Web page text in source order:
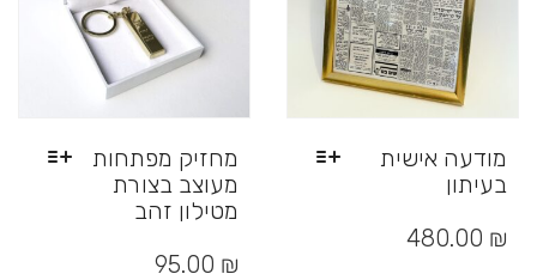
מחזיק מפתחות
מעוצב בצורת
מטילון זהב
זה 95.00 ₪
מודעה אישית
בעיתון
זה 480.00 ₪